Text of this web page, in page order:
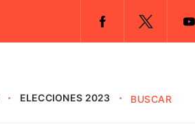
ELECCIONES 2023